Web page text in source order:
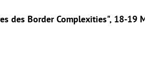
des Border Complexities", 18-19